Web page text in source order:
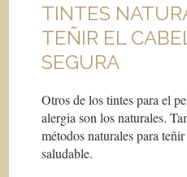
TINTES
TEÑIR EL
SEGURA
Otros de los tintes para el
alergia son los naturales.
métodos naturales para
saludable.